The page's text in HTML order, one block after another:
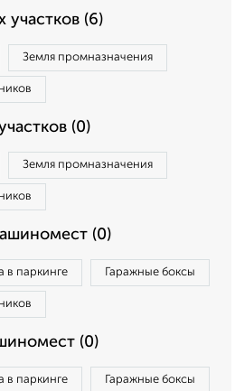
участков (6)
Земля промназначения
(0)
Земля промназначения
(0)
в паркинге Гаражные боксы
(0)
в паркинге Гаражные боксы